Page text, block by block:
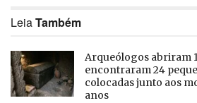
LeiaTambém
Arqueólogos abriram
encontraram 24
colocadas junto aos
anos